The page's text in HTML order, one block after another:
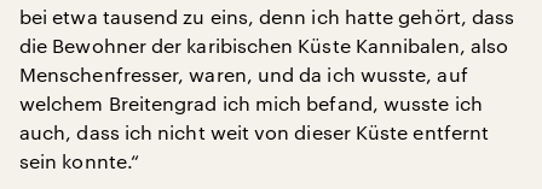
bei etwa tausend zu eins, denn ich hatte gehört, dass
die Bewohner der karibischen Küste Kannibalen, also
Menschenfresser, waren, und da ich wusste, auf
welchem Breitengrad ich mich befand, wusste ich
auch, dass ich nicht weit von dieser Küste entfernt
sein konnte.“